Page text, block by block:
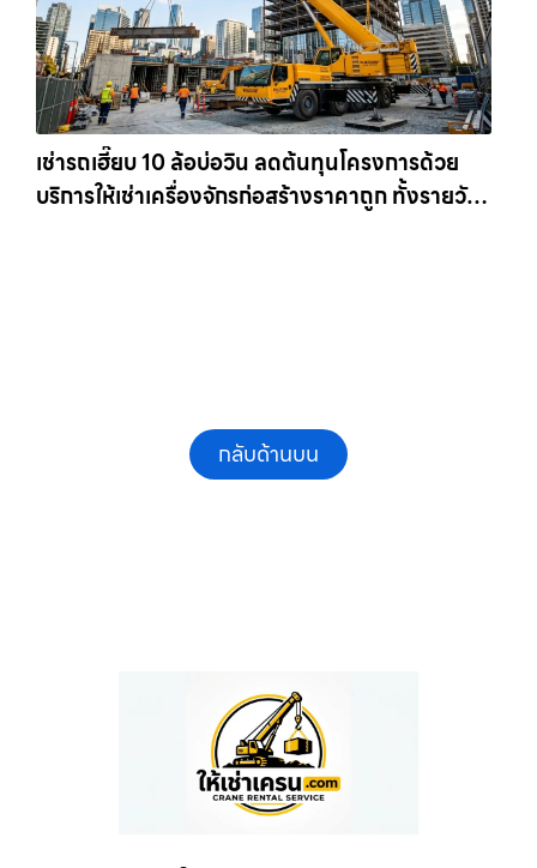
เช่ารถเฮี๊ยบ 10 ล้อบ่อวิน ลดต้นทุนโครงการด้วย
บริการให้เช่าเครื่องจักรก่อสร้างราคาถูก ทั้งรายวัน
กลับด้านบน